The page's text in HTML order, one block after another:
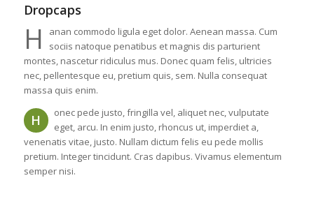
Dropcaps
H
anan commodo ligula eget dolor. Aenean massa. Cum
sociis natoque penatibus et magnis dis parturient
montes, nascetur ridiculus mus. Donec quam felis, ultricies
nec, pellentesque eu, pretium quis, sem. Nulla consequat
massa quis enim.
H
onec pede justo, fringilla vel, aliquet nec, vulputate
eget, arcu. In enim justo, rhoncus ut, imperdiet a,
venenatis vitae, justo. Nullam dictum felis eu pede mollis
pretium. Integer tincidunt. Cras dapibus. Vivamus elementum
semper nisi.